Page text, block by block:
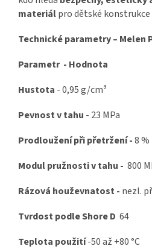
materiálpro dětské konstrukce
Technické parametry – Melen
Parametr - Hodnota
Hustota - 0,95 g/cm³
Pevnost v tahu - 23 MPa
Prodloužení při přetržení -8 %
Modul pružnosti v tahu - 800
Rázová houževnatost - nezl.
Tvrdost podle Shore D 64
Teplota použití-50 až +80 °C